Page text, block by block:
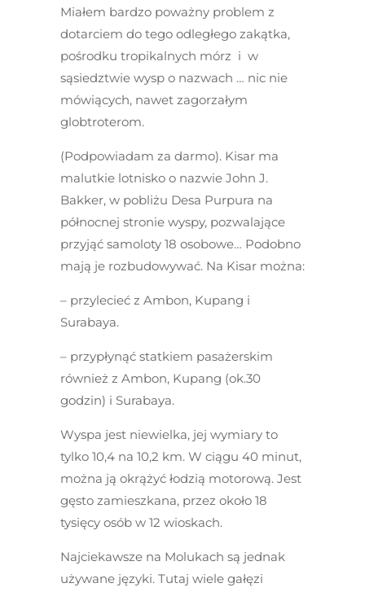
Miałem bardzo poważny problem z
dotarciem do tego odległego zakątka,
pośrodku tropikalnych mórz i w
sąsiedztwie wysp o nazwach … nic nie
mówiących, nawet zagorzałym
globtroterom.
(Podpowiadam za darmo). Kisar ma
malutkie lotnisko o nazwie John J.
Bakker, w pobliżu Desa Purpura na
północnej stronie wyspy, pozwalające
przyjąć samoloty 18 osobowe… Podobno
mają je rozbudowywać. Na Kisar można:
– przylecieć z Ambon, Kupang i
Surabaya.
– przypłynąć statkiem pasażerskim
również z Ambon, Kupang (ok.30
godzin) i Surabaya.
Wyspa jest niewielka, jej wymiary to
tylko 10,4 na 10,2 km. W ciągu 40 minut,
można ją okrążyć łodzią motorową. Jest
gęsto zamieszkana, przez około 18
tysięcy osób w 12 wioskach.
Najciekawsze na Molukach są jednak
używane języki. Tutaj wiele gałęzi